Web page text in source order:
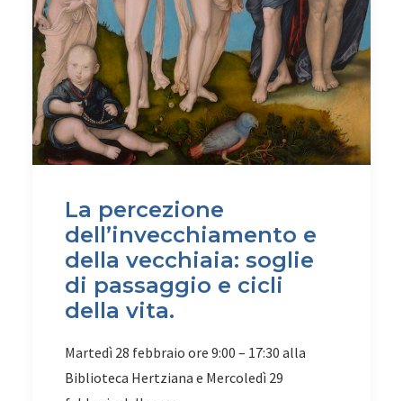
La percezione
dell’invecchiamento e
della vecchiaia: soglie
di passaggio e cicli
della vita.
Martedì 28 febbraio ore 9:00 – 17:30 alla
Biblioteca Hertziana e Mercoledì 29